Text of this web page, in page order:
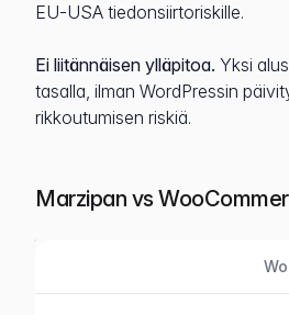
EU-USA tiedonsiirtoriskille.
Ei liitännäisen ylläpitoa. Yksi
tasalla, ilman WordPressin
rikkoutumisen riskiä.
Marzipan vs